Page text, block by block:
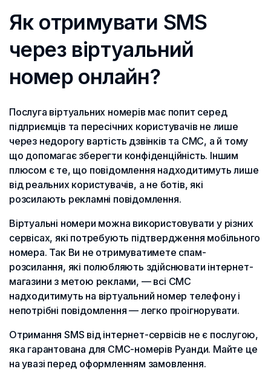
Як отримувати SMS
через віртуальний
номер онлайн?
Послуга віртуальних номерів має попит серед
підприємців та пересічних користувачів не лише
через недорогу вартість дзвінків та СМС, а й тому
що допомагає зберегти конфіденційність. Іншим
плюсом є те, що повідомлення надходитимуть лише
від реальних користувачів, а не ботів, які
розсилають рекламні повідомлення.
Віртуальні номери можна використовувати у різних
сервісах, які потребують підтвердження мобільного
номера. Так Ви не отримуватимете спам-
розсилання, які полюбляють здійснювати інтернет-
магазини з метою реклами, — всі СМС
надходитимуть на віртуальний номер телефону і
непотрібні повідомлення — легко проігнорувати.
Отримання SMS від інтернет-сервісів не є послугою,
яка гарантована для СМС-номерів Руанди. Майте це
на увазі перед оформленням замовлення.